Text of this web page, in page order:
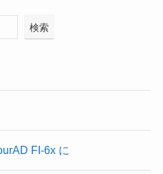
検索
FI-6x に